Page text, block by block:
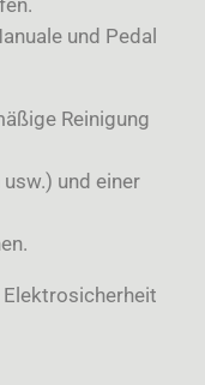
und Pedal
Reinigung
und einer